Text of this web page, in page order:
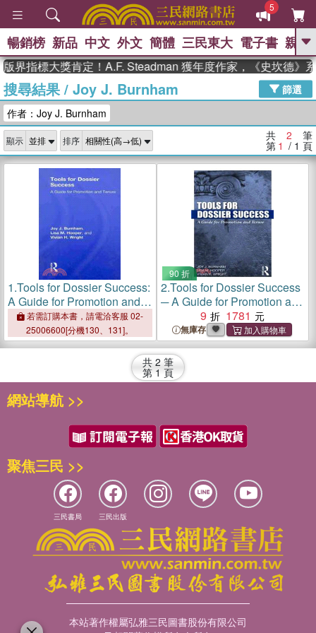
5
GO
熱搜： 東野圭吾 高希均教授回憶錄
、 The Odyssey 、 父親節 、 如果歷
獎 臺灣漫遊錄 、 方念華 、 台灣的李
登輝時代
數學女孩：黎曼猜想 、
偉大的迷走神經
暢銷榜 新品 中文 外文 簡體 三民東大 電子書 親子
界指標大獎肯定！A.F. Steadman 獲年度作家，《史坎德》
搜尋結果/ Joy J. Burnham
篩選
作者：Joy J. Burnham
顯示 排序 共 2 筆
第 1 / 1 頁
1.Tools for Dossier Success:
A Guide for Promotion and
Tenure
若需訂購本書，請電洽客服 02-
25006600[分機130、131]。
90 折
2.Tools for Dossier Success
─ A Guide for Promotion and
9 1781
無庫存
共 2 筆
第 1 頁
網站導航 >>
聚焦三民 >>
三民書局 三民出版
本站著作權屬弘雅三民圖書股份有限公司